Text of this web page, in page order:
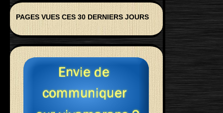
PAGES VUES CES 30 DERNIERS JOURS